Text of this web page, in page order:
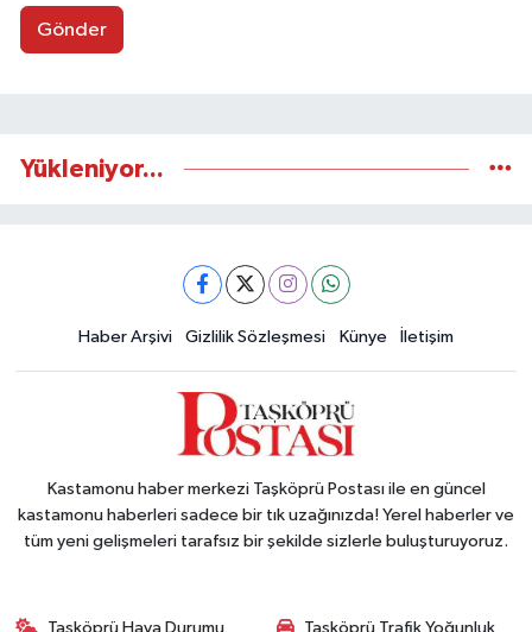
Gönder
Yükleniyor...
Haber Arşivi Gizlilik Sözleşmesi Künye İletişim
Kastamonu haber merkezi Taşköprü Postası ile en güncel
kastamonu haberleri sadece bir tık uzağınızda! Yerel haberler ve
tüm yeni gelişmeleri tarafsız bir şekilde sizlerle buluşturuyoruz.
Taşköprü Hava Durumu Taşköprü Trafik Yoğunluk